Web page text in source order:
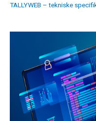
TALLYWEB – tekniske